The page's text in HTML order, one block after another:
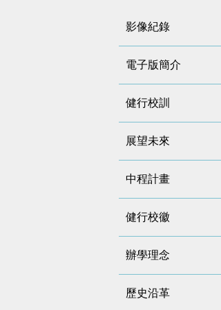
影像紀錄
電子版簡介
健行校訓
展望未來
中程計畫
健行校徽
辦學理念
歷史沿革